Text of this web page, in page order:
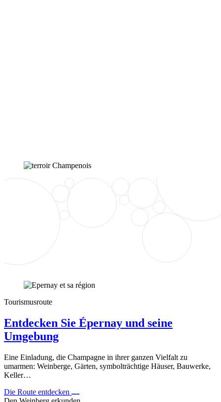
Tourismusroute
Entdecken Sie Épernay und seine
Umgebung
Eine Einladung, die Champagne in ihrer ganzen Vielfalt zu
umarmen: Weinberge, Gärten, symbolträchtige Häuser, Bauwerke,
Keller…
Die Route entdecken